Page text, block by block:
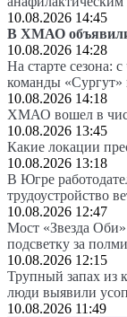
10.08.2026 14:45
В ХМАО объявили
10.08.2026 14:28
На старте сезона:
команды «Сургут»
10.08.2026 14:18
ХМАО вошел в
10.08.2026 13:45
Какие локации
10.08.2026 13:18
В Югре
трудоустройство
10.08.2026 12:47
Мост «Звезда
подсветку за
10.08.2026 12:15
Трупный запах из
люди выявили
10.08.2026 11:49